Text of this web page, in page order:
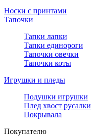
Носки с принтами
Тапочки
Тапки лапки
Тапки единороги
Тапочки овечки
Тапочки коты
Игрушки и пледы
Подушки игрушки
Плед хвост русалки
Покрывала
Покупателю